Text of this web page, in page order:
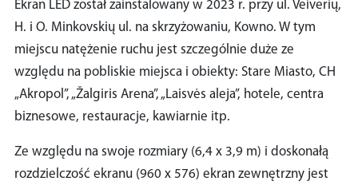
Ekran LED został zainstalowany w 2023 r. przy ul. Veiverių,
H. i O. Minkovskių ul. na skrzyżowaniu, Kowno. W tym
miejscu natężenie ruchu jest szczególnie duże ze
względu na pobliskie miejsca i obiekty: Stare Miasto, CH
„Akropol”, „Žalgiris Arena”, „Laisvės aleja”, hotele, centra
biznesowe, restauracje, kawiarnie itp.
Ze względu na swoje rozmiary (6,4 x 3,9 m) i doskonałą
rozdzielczość ekranu (960 x 576) ekran zewnętrzny jest